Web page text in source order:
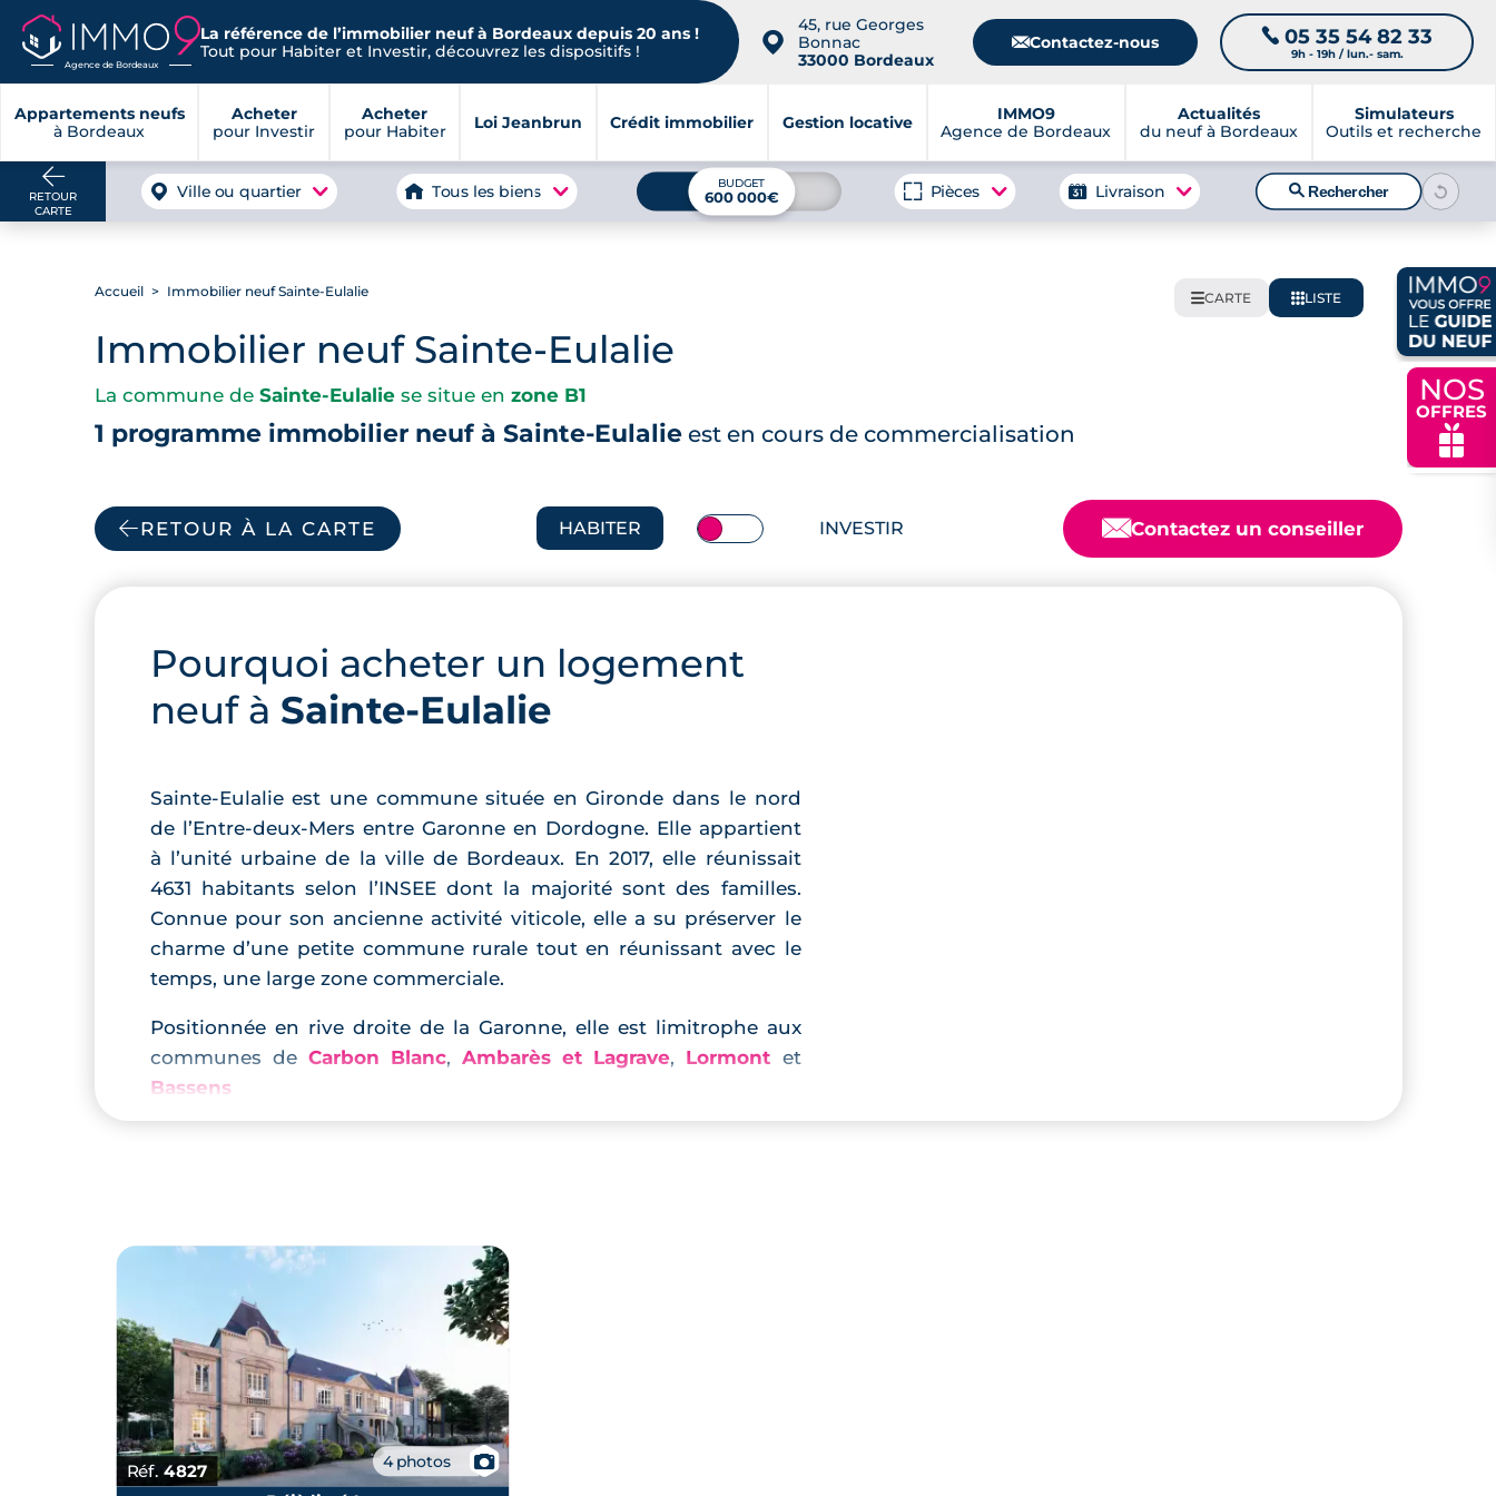
Agence de Bordeaux
La référence de l’immobilier neuf à Bordeaux depuis 20 ans !
Tout pour Habiter et Investir, découvrez les dispositifs !
📍
45, rue Georges
Bonnac
33000 Bordeaux
📧Contactez-nous 📞 05 35 54 82 33
9h - 19h / lun.- sam.
Appartements neufs
à Bordeaux
Acheter
pour Investir
Acheter
pour Habiter
Loi Jeanbrun Crédit immobilier Gestion locative
IMMO9
Agence de Bordeaux
Actualités
du neuf à Bordeaux
Simulateurs
Outils et recherche
NOS
OFFRES
🎁
RETOUR
CARTE
Ville ou quartier Tous les biens BUDGET
600 000€ Pièces Livraison 🔍Rechercher
🌍CARTE 📋LISTE
Accueil Immobilier neuf Sainte-Eulalie
Immobilier neuf Sainte-Eulalie
La commune de Sainte-Eulaliese situe en zone B1
1 programme immobilier neuf à Sainte-Eulalieest en cours de commercialisation
RETOUR À LA CARTE HABITER INVESTIR 📧Contactez un conseiller
Pourquoi acheter un logement
neuf à Sainte-Eulalie
Sainte-Eulalie est une commune située en Gironde dans le nord
de l’Entre-deux-Mers entre Garonne en Dordogne. Elle appartient
à l’unité urbaine de la ville de Bordeaux. En 2017, elle réunissait
4631 habitants selon l’INSEE dont la majorité sont des familles.
Connue pour son ancienne activité viticole, elle a su préserver le
charme d’une petite commune rurale tout en réunissant avec le
temps, une large zone commerciale.
Positionnée en rive droite de la Garonne, elle est limitrophe aux
communes de Carbon Blanc, Ambarès et Lagrave, Lormont et
Bassens
dans la commune Lormont à 3,9 km de Sainte-Eulalie.
Composée de 679 entreprises, la commune jouit d’un dynamisme
économique reposant sur 3 piliers : les commerces et services de
Grand Tour, l’activité viticole et le dynamisme de son centre-ville.
Elle soutient largement ses acteurs économiques et encourage
l’ensemble des initiatives créatrices d’emplois et qui aménagent le
territoire.
Réf. 4827
4 photos 📷